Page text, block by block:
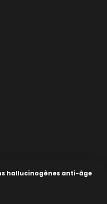
hallucinogènes anti-âge